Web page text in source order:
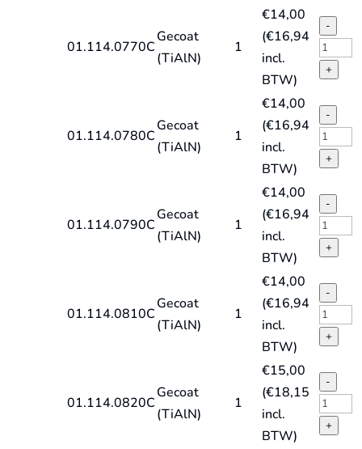
TiAlN
type
HD-
TiAlN
01.114.0770C
Gecoat
(TiAlN)
1
€14,00
(€16,94
incl.
BTW)
-
HSS-
E
type
HD-
TiAlN
+
01.114.0780C
Gecoat
(TiAlN)
1
€14,00
(€16,94
incl.
BTW)
-
HSS-
E
type
HD-
TiAlN
+
01.114.0790C
Gecoat
(TiAlN)
1
€14,00
(€16,94
incl.
BTW)
-
HSS-
E
type
HD-
TiAlN
+
01.114.0810C
Gecoat
(TiAlN)
1
€14,00
(€16,94
incl.
BTW)
-
HSS-
E
type
HD-
+
01.114.0820C
Gecoat
(TiAlN)
1
€15,00
(€18,15
incl.
BTW)
-
HSS-
E +